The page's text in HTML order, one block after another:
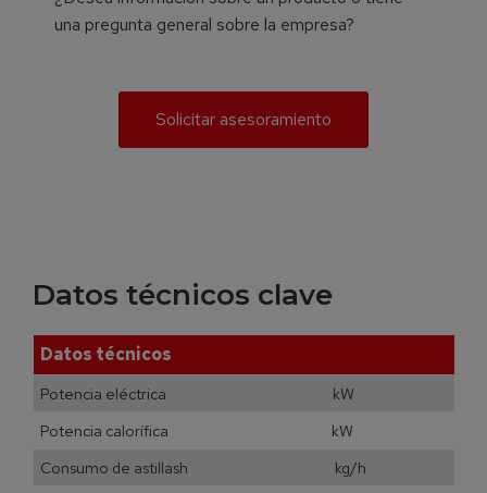
una pregunta general sobre la empresa?
Solicitar asesoramiento
Datos técnicos clave
Datos técnicos
Potencia eléctrica kW
Potencia calorífica kW
Consumo de astillash kg/h